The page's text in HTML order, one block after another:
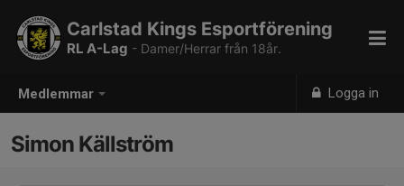
Medlemmar Logga in
Carlstad Kings Esportförening
RL A-Lag - Damer/Herrar från 18år.
Simon Källström